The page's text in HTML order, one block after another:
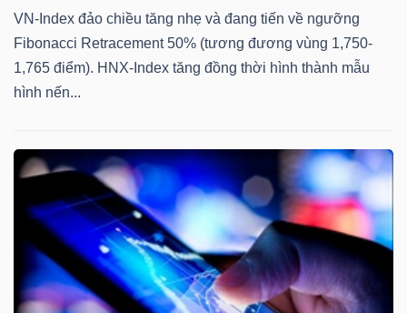
VN-Index đảo chiều tăng nhẹ và đang tiến về ngưỡng
Fibonacci Retracement 50% (tương đương vùng 1,750-
1,765 điểm). HNX-Index tăng đồng thời hình thành mẫu
hình nến...
tạo
tài
chính
Công